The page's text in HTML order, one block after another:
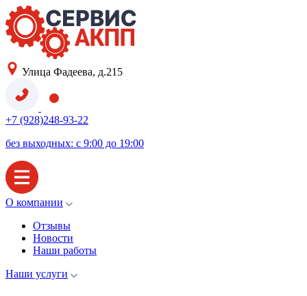
Улица Фадеева, д.215
+7 (928)248-93-22
без выходных: с 9:00 до 19:00
О компании
Отзывы
Новости
Наши работы
Наши услуги